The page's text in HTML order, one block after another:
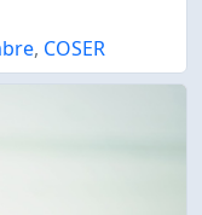
, COSER